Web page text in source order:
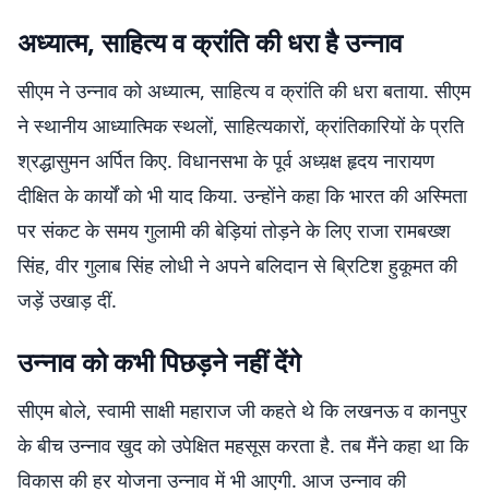
अध्यात्म, साहित्य व क्रांति की धरा है उन्नाव
सीएम ने उन्नाव को अध्यात्म, साहित्य व क्रांति की धरा बताया. सीएम
ने स्थानीय आध्यात्मिक स्थलों, साहित्यकारों, क्रांतिकारियों के प्रति
श्रद्धासुमन अर्पित किए. विधानसभा के पूर्व अध्य़क्ष हृदय नारायण
दीक्षित के कार्यों को भी याद किया. उन्होंने कहा कि भारत की अस्मिता
पर संकट के समय गुलामी की बेड़ियां तोड़ने के लिए राजा रामबख्श
सिंह, वीर गुलाब सिंह लोधी ने अपने बलिदान से ब्रिटिश हुकूमत की
जड़ें उखाड़ दीं.
उन्नाव को कभी पिछड़ने नहीं देंगे
सीएम बोले, स्वामी साक्षी महाराज जी कहते थे कि लखनऊ व कानपुर
के बीच उन्नाव खुद को उपेक्षित महसूस करता है. तब मैंने कहा था कि
विकास की हर योजना उन्नाव में भी आएगी. आज उन्नाव की